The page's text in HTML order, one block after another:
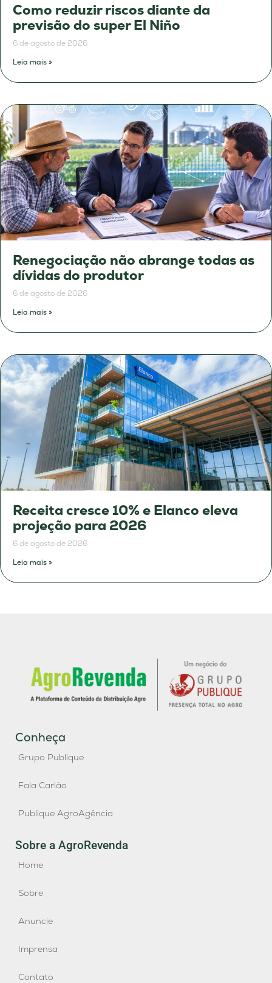
Como reduzir riscos diante da
previsão do super El Niño
6 de agosto de 2026
Leia mais »
Renegociação não abrange todas as
dívidas do produtor
6 de agosto de 2026
Leia mais »
Receita cresce 10% e Elanco eleva
projeção para 2026
6 de agosto de 2026
Leia mais »
Conheça
Grupo Publique
Fala Carlão
Publique AgroAgência
Sobre a AgroRevenda
Home
Sobre
Anuncie
Imprensa
Contato